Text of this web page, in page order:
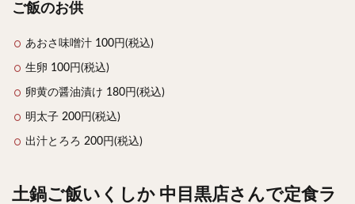
ご飯のお供
あおさ味噌汁 100円(税込)
生卵 100円(税込)
卵黄の醤油漬け 180円(税込)
明太子 200円(税込)
出汁とろろ 200円(税込)
土鍋ご飯いくしか 中目黒店さんで定食ラ